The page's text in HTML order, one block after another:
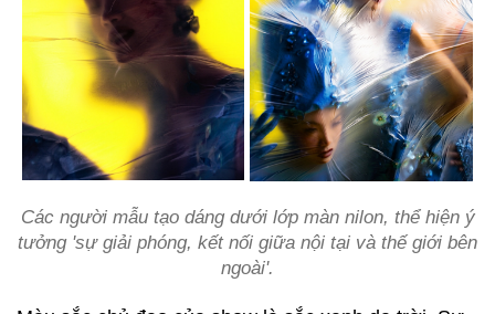
Các người mẫu tạo dáng dưới lớp màn nilon, thể hiện ý
tưởng 'sự giải phóng, kết nối giữa nội tại và thế giới bên
ngoài'.